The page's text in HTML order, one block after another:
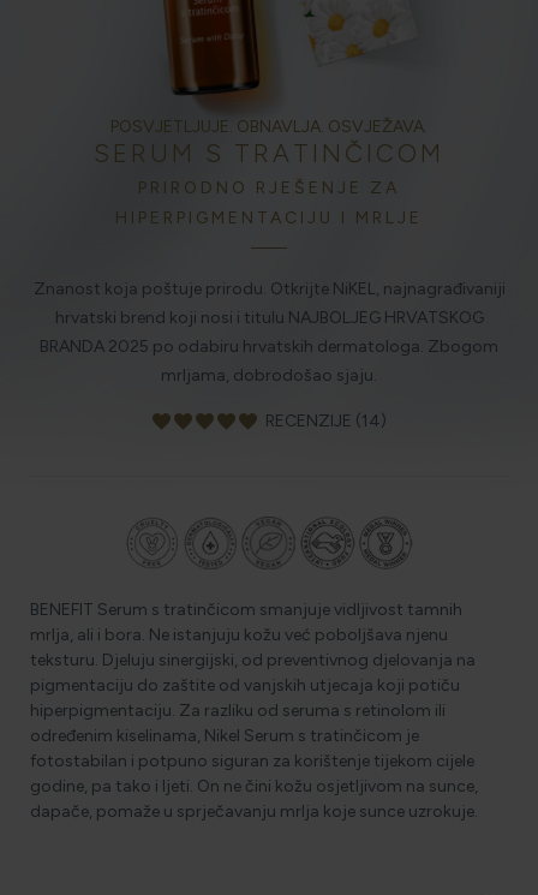
HOLISTIČKA NJEGA KOŽE
ZLATNI ELIKSIR MEDITERANA: ZAŠTO NAŠA KOŽA
OBOŽAVA SMILJE?
DANA NA PLAŽI?
NJEGA TIJELA NAKON SUNČANJA: ZAŠTO NE BISMO
POSVJETLJUJE. OBNAVLJA. OSVJEŽAVA.
SERUM S TRATINČICOM
PRIRODNO RJEŠENJE ZA
HIPERPIGMENTACIJU I MRLJE
Znanost koja poštuje prirodu. Otkrijte NiKEL, najnagrađivaniji
hrvatski brend koji nosi i titulu NAJBOLJEG HRVATSKOG
BRANDA 2025 po odabiru hrvatskih dermatologa. Zbogom
mrljama, dobrodošao sjaju.
favoritefavoritefavoritefavoritefavorite RECENZIJE (14)
BENEFIT Serum s tratinčicom smanjuje vidljivost tamnih
mrlja, ali i bora. Ne istanjuju kožu već poboljšava njenu
teksturu. Djeluju sinergijski, od preventivnog djelovanja na
pigmentaciju do zaštite od vanjskih utjecaja koji potiču
hiperpigmentaciju. Za razliku od seruma s retinolom ili
određenim kiselinama, Nikel Serum s tratinčicom je
fotostabilan i potpuno siguran za korištenje tijekom cijele
godine, pa tako i ljeti. On ne čini kožu osjetljivom na sunce,
dapače, pomaže u sprječavanju mrlja koje sunce uzrokuje.